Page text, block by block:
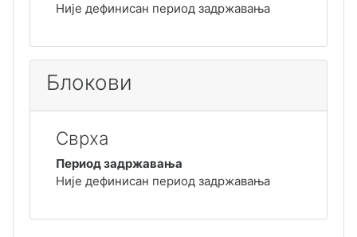
Није дефинисан период задржавања
Блокови
Сврха
Период задржавања
Није дефинисан период задржавања